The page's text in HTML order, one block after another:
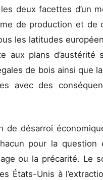
deux facettes d’un
de production et de
les latitudes
aux plans d’austérité
de bois ainsi que
avec des
de désarroi
pour la question
ou la précarité. Le
États-Unis à